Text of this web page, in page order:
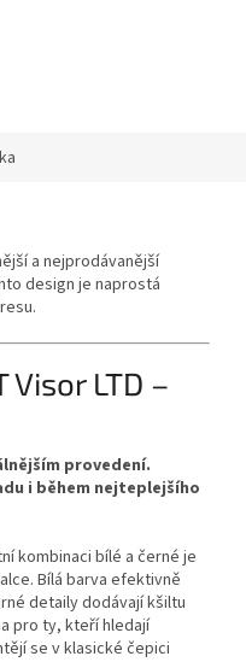
a nejprodávanější
design je naprostá
Visor LTD –
provedení.
i během nejteplejšího
kombinaci bílé a černé je
Bílá barva efektivně
detaily dodávají kšiltu
pro ty, kteří hledají
se v klasické čepici